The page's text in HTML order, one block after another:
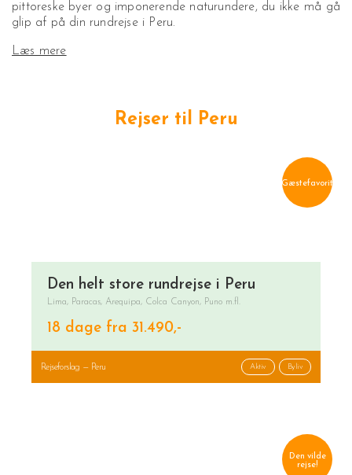
pittoreske byer og imponerende naturundere, du ikke må gå
glip af på din rundrejse i Peru.
Læs mere
Rejser til Peru
Gæstefavorit
Den helt store rundrejse i Peru
Lima, Paracas, Arequipa, Colca Canyon, Puno m.fl.
18 dage fra 31.490,-
Rejseforslag — Peru Aktiv Byliv
Den vilde
rejse!